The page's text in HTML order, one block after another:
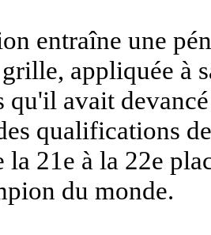
entraîne une
appliquée à
qu'il avait
qualifications
la 21e à la 22e
du monde.